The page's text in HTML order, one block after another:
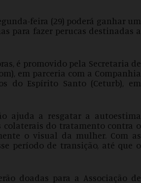
feira (29) poderá ganhar um
para fazer perucas destinadas a
é promovido pela Secretaria de
em parceria com a Companhia
do Espírito Santo (Ceturb), em
ajuda a resgatar a autoestima
colaterais do tratamento contra o
o visual da mulher. Com as
período de transição, até que o
doadas para a Associação de